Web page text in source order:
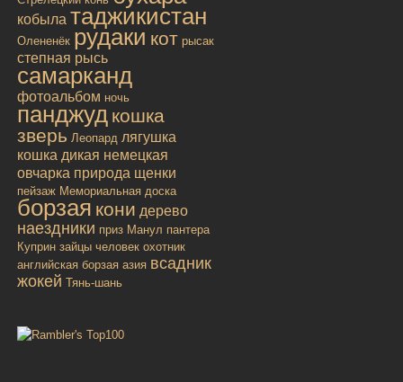
кобыла таджикистан
Олененёк рудаки кот рысак
степная рысь
самарканд
фотоальбом ночь
панджуд кошка
зверь Леопард лягушка
кошка дикая немецкая
овчарка природа щенки
пейзаж Мемориальная доска
борзая кони дерево
наездники приз Манул пантера
Куприн зайцы человек охотник
английская борзая азия всадник
жокей Тянь-шань